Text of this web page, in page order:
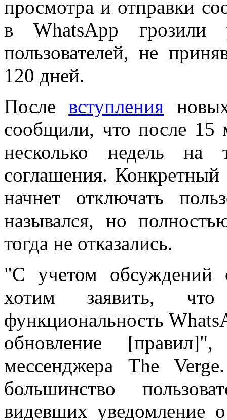
просмотра и отправки
в WhatsApp грозили
пользователей, не
120 дней.
Послевступления
сообщили, что после 15
несколько недель на
соглашения.
начнет отключать
назывался, но
тогда не отказались.
"С учетом обсуждений
хотим заявить,
функциональность
обновление
мессенджера The
большинство
видевших уведомление